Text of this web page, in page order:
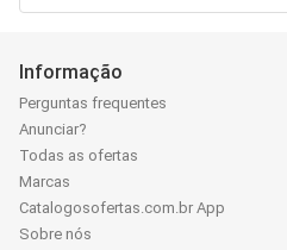
Informação
Perguntas frequentes
Anunciar?
Todas as ofertas
Marcas
Catalogosofertas.com.br App
Sobre nós